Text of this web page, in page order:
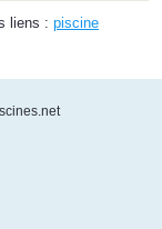
liens : piscine